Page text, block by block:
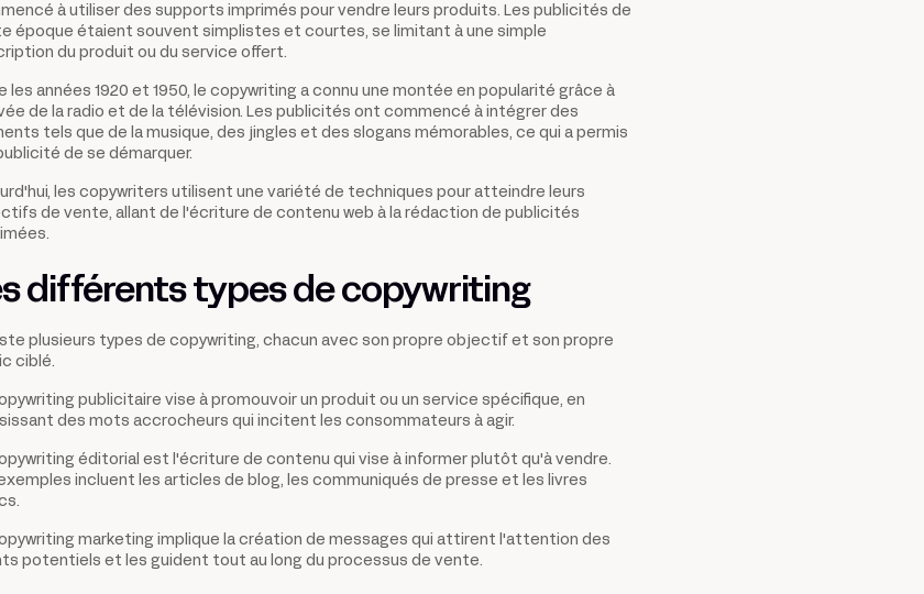
à utiliser des supports imprimés pour vendre leurs produits. Les publicités de
époque étaient souvent simplistes et courtes, se limitant à une simple
du produit ou du service offert.
les années 1920 et 1950, le copywriting a connu une montée en popularité grâce à
de la radio et de la télévision. Les publicités ont commencé à intégrer des
tels que de la musique, des jingles et des slogans mémorables, ce qui a permis
de se démarquer.
les copywriters utilisent une variété de techniques pour atteindre leurs
de vente, allant de l'écriture de contenu web à la rédaction de publicités
différents types de copywriting
plusieurs types de copywriting, chacun avec son propre objectif et son propre
ciblé.
publicitaire vise à promouvoir un produit ou un service spécifique, en
des mots accrocheurs qui incitent les consommateurs à agir.
éditorial est l'écriture de contenu qui vise à informer plutôt qu'à vendre.
incluent les articles de blog, les communiqués de presse et les livres
marketing implique la création de messages qui attirent l'attention des
potentiels et les guident tout au long du processus de vente.